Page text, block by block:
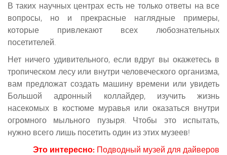
В таких научных центрах есть не только ответы на все
вопросы, но и прекрасные наглядные примеры,
которые привлекают всех любознательных
посетителей.
Нет ничего удивительного, если вдруг вы окажетесь в
тропическом лесу или внутри человеческого организма,
вам предложат создать машину времени или увидеть
Большой адронный коллайдер, изучить жизнь
насекомых в костюме муравья или оказаться внутри
огромного мыльного пузыря. Чтобы это испытать,
нужно всего лишь посетить один из этих музеев!
Это интересно: Подводный музей для дайверов